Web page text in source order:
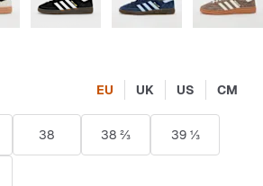
EU UK US CM
38 38 ⅔ 39 ⅓